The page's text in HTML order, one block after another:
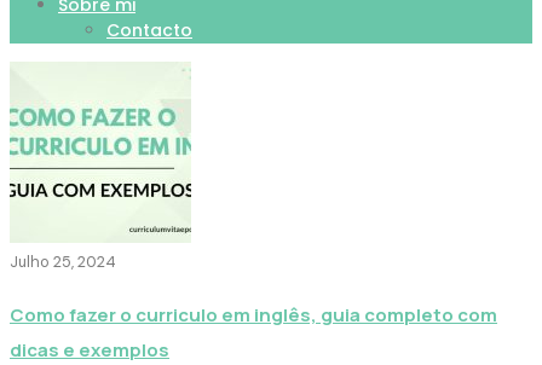
Sobre mi
Contacto
Julho 25, 2024
Como fazer o curriculo em inglês, guia completo com
dicas e exemplos